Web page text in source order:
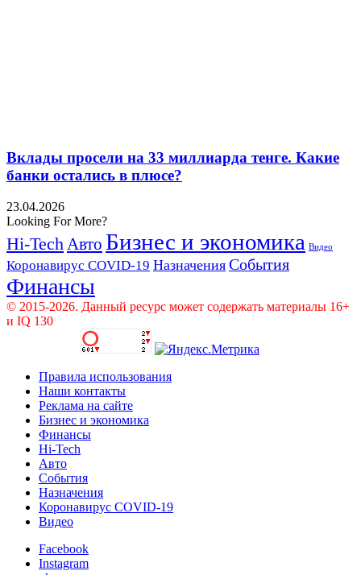
Вклады просели на 33 миллиарда тенге. Какие
банки остались в плюсе?
23.04.2026
Looking For More?
Hi-Tech Авто Бизнес и экономика Видео
Коронавирус COVID-19 Назначения События
Финансы
© 2015-2026. Данный ресурс может содержать материалы 16+
и IQ 130
Правила использования
Наши контакты
Реклама на сайте
Бизнес и экономика
Финансы
Hi-Tech
Авто
События
Назначения
Коронавирус COVID-19
Видео
Facebook
Instagram